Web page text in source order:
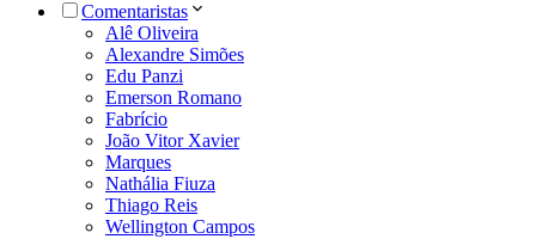
Comentaristas
Alê Oliveira
Alexandre Simões
Edu Panzi
Emerson Romano
Fabrício
João Vitor Xavier
Marques
Nathália Fiuza
Thiago Reis
Wellington Campos